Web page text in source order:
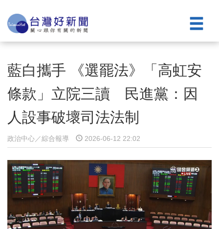
藍白攜手 《選罷法》「高虹安
條款」立院三讀 民進黨：因
人設事破壞司法法制
政治中心／綜合報導 2026-06-12 22:02